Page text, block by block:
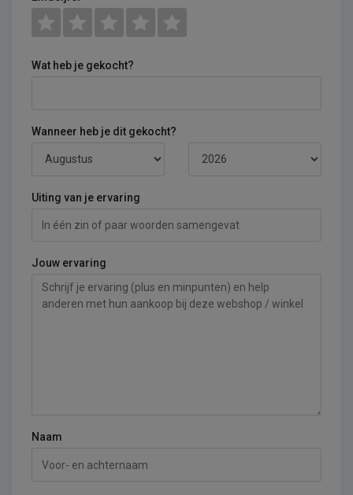
Wat heb je gekocht?
Wanneer heb je dit gekocht?
Uiting van je ervaring
Jouw ervaring
Naam